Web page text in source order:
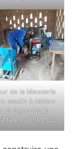
de la Meunerie
moulin à moteur
et à gauche le
farine d’IPAMEC.